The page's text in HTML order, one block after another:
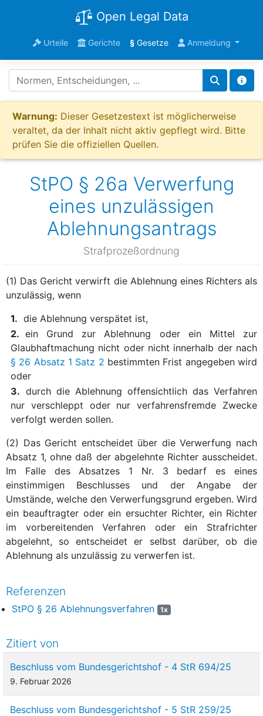
Open Legal Data
Urteile Gerichte §Gesetze Anmeldung
Warnung: Dieser Gesetzestext ist möglicherweise
veraltet, da der Inhalt nicht aktiv gepflegt wird. Bitte
prüfen Sie die offiziellen Quellen.
StPO § 26a Verwerfung
eines unzulässigen
Ablehnungsantrags
Strafprozeßordnung
(1) Das Gericht verwirft die Ablehnung eines Richters als
unzulässig, wenn
1. die Ablehnung verspätet ist,
2. ein Grund zur Ablehnung oder ein Mittel zur
Glaubhaftmachung nicht oder nicht innerhalb der nach
§ 26 Absatz 1 Satz 2 bestimmten Frist angegeben wird
oder
3. durch die Ablehnung offensichtlich das Verfahren
nur verschleppt oder nur verfahrensfremde Zwecke
verfolgt werden sollen.
(2) Das Gericht entscheidet über die Verwerfung nach
Absatz 1, ohne daß der abgelehnte Richter ausscheidet.
Im Falle des Absatzes 1 Nr. 3 bedarf es eines
einstimmigen Beschlusses und der Angabe der
Umstände, welche den Verwerfungsgrund ergeben. Wird
ein beauftragter oder ein ersuchter Richter, ein Richter
im vorbereitenden Verfahren oder ein Strafrichter
abgelehnt, so entscheidet er selbst darüber, ob die
Ablehnung als unzulässig zu verwerfen ist.
Referenzen
StPO § 26 Ablehnungsverfahren 1x
Zitiert von
Beschluss vom Bundesgerichtshof - 4 StR 694/25
9. Februar 2026
Beschluss vom Bundesgerichtshof - 5 StR 259/25